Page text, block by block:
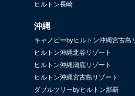
ヒルトン長崎
沖縄
キャノピーbyヒルトン沖縄宮古島
ヒルトン沖縄北谷リゾート
ヒルトン沖縄瀬底リゾート
ヒルトン沖縄宮古島リゾート
ダブルツリーbyヒルトン那覇